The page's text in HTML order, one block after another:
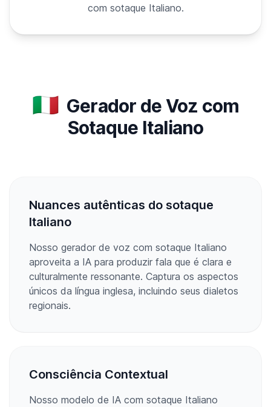
com sotaque Italiano.
🇮🇹 Gerador de Voz com
Sotaque Italiano
Nuances autênticas do sotaque
Italiano
Nosso gerador de voz com sotaque Italiano
aproveita a IA para produzir fala que é clara e
culturalmente ressonante. Captura os aspectos
únicos da língua inglesa, incluindo seus dialetos
regionais.
Consciência Contextual
Nosso modelo de IA com sotaque Italiano